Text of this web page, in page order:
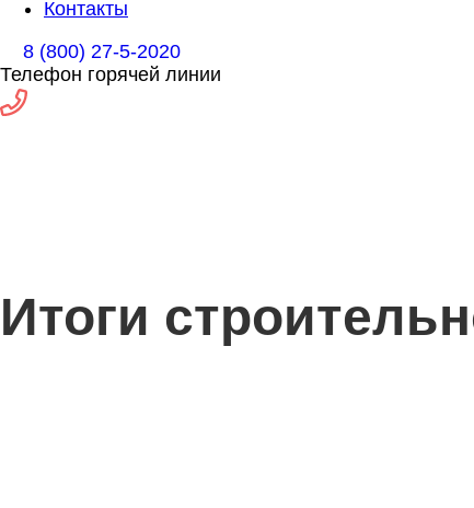
Контакты
8 (800) 27-5-2020
Телефон горячей линии
Итоги